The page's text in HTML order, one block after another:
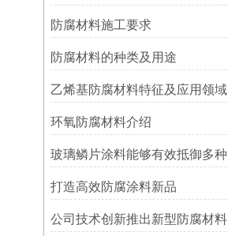
防腐材料施工要求
防腐材料的种类及用途
乙烯基防腐材料特征及应用领域
环氧防腐材料介绍
打造高效防腐涂料新品
公司技术创新推出新型防腐材料